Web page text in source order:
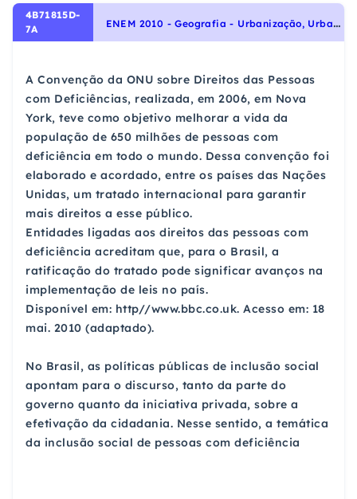
4B71815D-
7A
E
NEM 2010 - Geografia - Urbanização, Urbanização brasileira
A Convenção da ONU sobre Direitos das Pessoas
com Deficiências, realizada, em 2006, em Nova
York, teve como objetivo melhorar a vida da
população de 650 milhões de pessoas com
deficiência em todo o mundo. Dessa convenção foi
elaborado e acordado, entre os países das Nações
Unidas, um tratado internacional para garantir
mais direitos a esse público.
Entidades ligadas aos direitos das pessoas com
deficiência acreditam que, para o Brasil, a
ratificação do tratado pode significar avanços na
implementação de leis no país.
Disponível em: http//www.bbc.co.uk. Acesso em: 18
mai. 2010 (adaptado).
No Brasil, as políticas públicas de inclusão social
apontam para o discurso, tanto da parte do
governo quanto da iniciativa privada, sobre a
efetivação da cidadania. Nesse sentido, a temática
da inclusão social de pessoas com deficiência